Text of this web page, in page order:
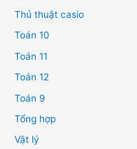
Thủ thuật casio
Toán 10
Toán 11
Toán 12
Toán 9
Tổng hợp
Vật lý